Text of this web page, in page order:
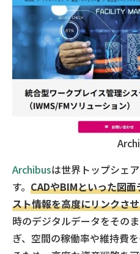
Archibusは世界トップシェ
す。 CADやBIMといった図
スト情報を高度にリンクさ
時のデジタルデータをその
ぎ、空間の稼働率や維持費